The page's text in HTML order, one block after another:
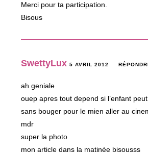
Merci pour ta participation.
Bisous
SwettyLux 5 AVRIL 2012
ah geniale
ouep apres tout depend si l’enfant
sans bouger pour le mien aller au
mdr
super la photo
mon article dans la matinée bisousss